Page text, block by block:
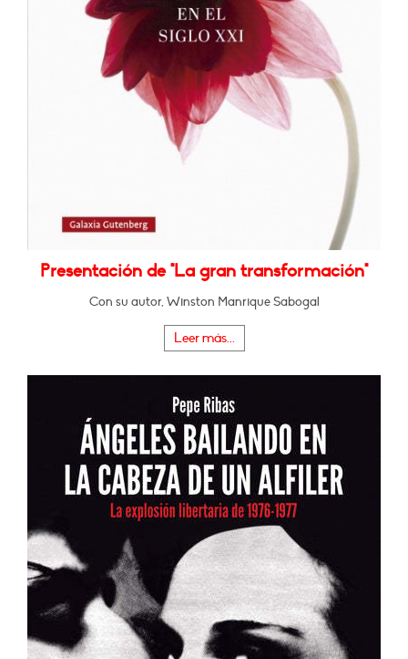
Presentación de "La gran transformación"
Con su autor, Winston Manrique Sabogal
Leer más...